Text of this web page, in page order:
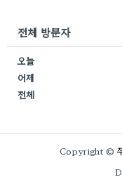
전체 방문자
오늘
어제
전체
Copyright ©